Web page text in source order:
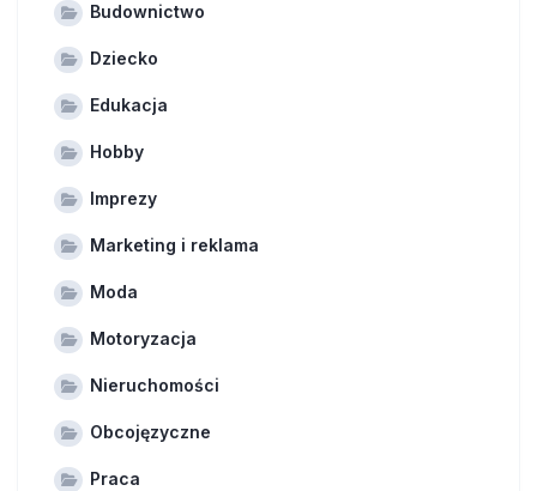
Budownictwo
Dziecko
Edukacja
Hobby
Imprezy
Marketing i reklama
Moda
Motoryzacja
Nieruchomości
Obcojęzyczne
Praca